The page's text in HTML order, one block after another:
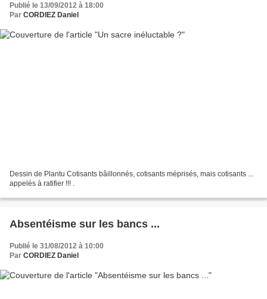
Publié le 13/09/2012 à 18:00
Par CORDIEZ Daniel
Dessin de Plantu Cotisants bâillonnés, cotisants méprisés, mais cotisants ...
appelés à ratifier !!! .
Absentéisme sur les bancs ...
Publié le 31/08/2012 à 10:00
Par CORDIEZ Daniel